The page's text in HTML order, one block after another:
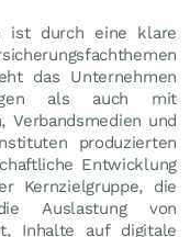
ist durch eine klare
das Unternehmen
als auch mit
Verbandsmedien und
produzierten
Entwicklung
Kernzielgruppe, die
Auslastung von
Inhalte auf digitale